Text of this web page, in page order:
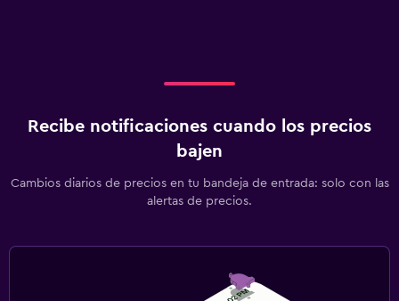
Recibe notificaciones cuando los precios
bajen
Cambios diarios de precios en tu bandeja de entrada: solo con las
alertas de precios.